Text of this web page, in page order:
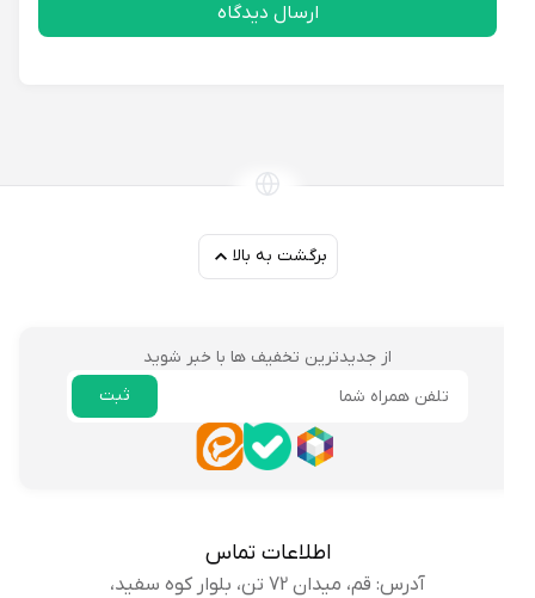
ارسال دیدگاه
برگشت به بالا
از جدیدترین تخفیف ها با خبر شوید
اطلاعات تماس
آدرس: قم، میدان 72 تن، بلوار کوه سفید،